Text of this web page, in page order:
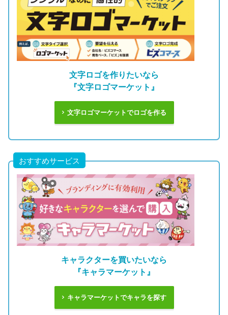
文字ロゴを作りたいなら
『文字ロゴマーケット』
文字ロゴマーケットでロゴを作る
おすすめサービス
キャラクターを買いたいなら
『キャラマーケット』
キャラマーケットでキャラを探す